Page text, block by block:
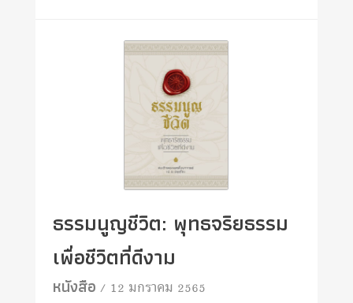
ธรรมนูญชีวิต: พุทธจริยธรรม
เพื่อชีวิตที่ดีงาม
หนังสือ/ 12 มกราคม 2565